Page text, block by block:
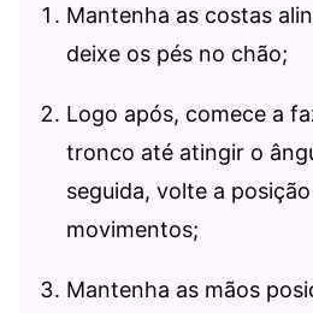
Mantenha as costas
deixe os pés no chão;
Logo após, comece a
tronco até atingir o
seguida, volte a
movimentos;
Mantenha as mãos